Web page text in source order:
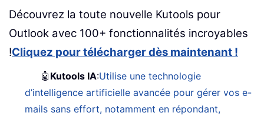
Découvrez la toute nouvelle Kutools pour
Outlook avec 100+ fonctionnalités incroyables
!Cliquez pour télécharger dès maintenant !
🤖 Kutools IA:Utilise une technologie
d’intelligence artificielle avancée pour gérer vos e-
mails sans effort, notamment en répondant,